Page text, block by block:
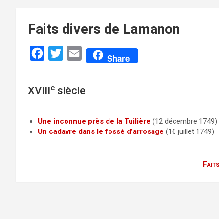
Faits divers de Lamanon
e
o
t
e
E
i
Share
XVIIIe siècle
Une inconnue près de la Tuilière (12 décembre 1749)
Un cadavre dans le fossé d’arrosage (16 juillet 1749)